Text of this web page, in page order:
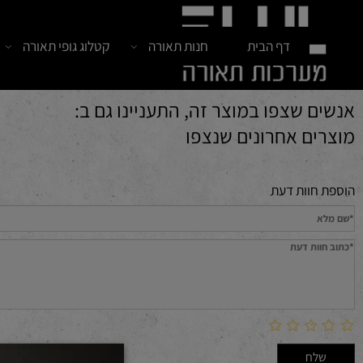
דף הבית חנות תאורה קטלוג גופי תאורה
שצפו במוצר זה, התעניינו גם ב:
אחרונים שנצפו
דעת